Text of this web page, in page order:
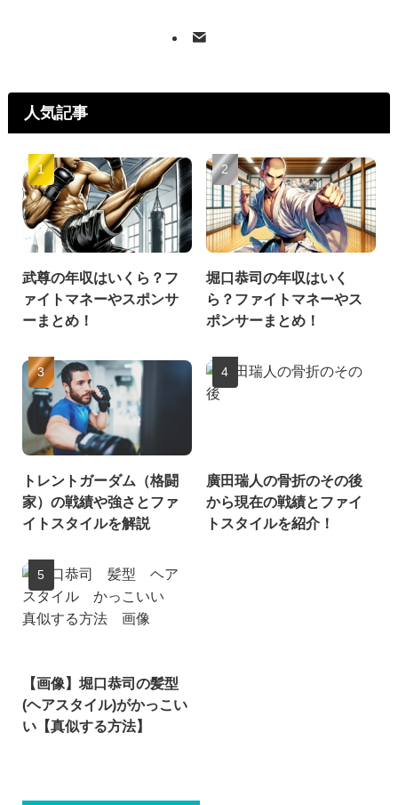
人気記事
武尊の年収はいくら？フ
ァイトマネーやスポンサ
ーまとめ！
堀口恭司の年収はいく
ら？ファイトマネーやス
ポンサーまとめ！
トレントガーダム（格闘
家）の戦績や強さとファ
イトスタイルを解説
廣田瑞人の骨折のその後
から現在の戦績とファイ
トスタイルを紹介！
【画像】堀口恭司の髪型
(ヘアスタイル)がかっこい
い【真似する方法】